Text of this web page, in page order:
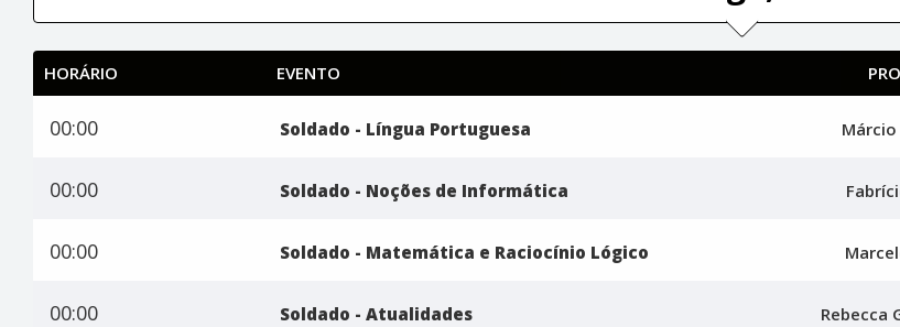
HORÁRIO EVENTO
00:00 Soldado - Língua Portuguesa
00:00 Soldado - Noções de Informática
00:00 Soldado - Matemática e Raciocínio Lógico
00:00 Soldado - Atualidades Rebecca